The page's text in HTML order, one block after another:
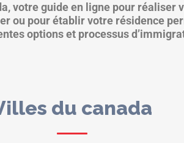
votre guide en ligne pour réaliser
ou pour établir votre résidence
options et processus
du canada